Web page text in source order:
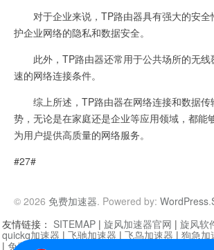
对于企业来说，TP路由器具有强大的安全
护企业网络的隐私和数据安全。
此外，TP路由器还常用于公共场所的无线
速的网络连接条件。
综上所述，TP路由器在网络连接和数据传
势，无论是在家庭还是企业等应用领域，都能
为用户提供高质量的网络服务。
#27#
© 2026 免费加速器. Powered by: WordPress.
友情链接： SITEMAP | 旋风加速器官网 | 旋风软
quickq加速器 | 飞驰加速器 | 飞鸟加速器 | 狗急加
| 免费vqn加速外网